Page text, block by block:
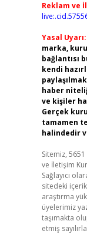
Reklam ve
Yasal Uyarı:
marka,
bağlantısı
kendi
haber
ve kişiler
Gerçek
tamamen
halindedir
Sitemiz,
ve İletişim
Sağlayıcı
sitedeki
araştırma
üyelerimiz
taşımakta
etmiş